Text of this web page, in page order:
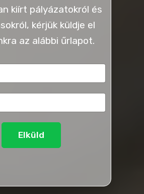
kiírt pályázatokról és
kérjük küldje el
az alábbi űrlapot.
Elküld